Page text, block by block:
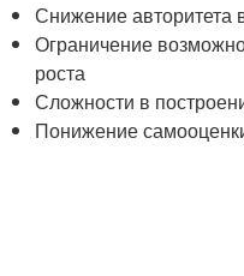
Снижение авторитета
Ограничение
роста
Сложности в
Понижение